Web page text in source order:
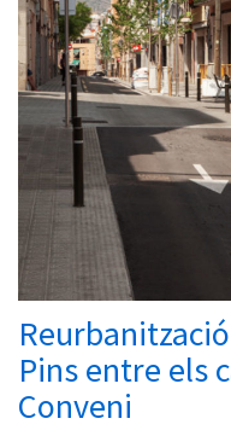
Pins entre els
Conveni